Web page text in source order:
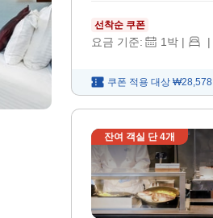
선착순 쿠폰
요금 기준: 1박 | |
쿠폰 적용 대상 ₩28,578
잔여 객실 단4개